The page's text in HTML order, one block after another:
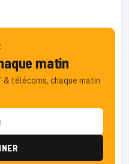
matin
télécoms, chaque matin